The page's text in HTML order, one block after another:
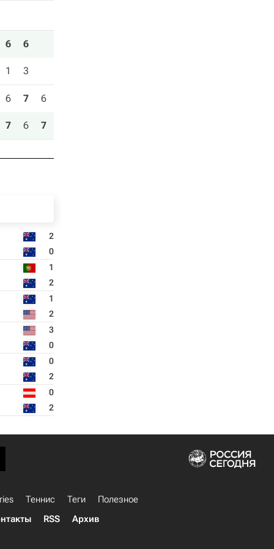
6 6
1 3
6 7 6
7 6 7
2
0
1
2
1
2
3
0
0
2
0
2
Теннис Теги
Полезное
RSS Архив